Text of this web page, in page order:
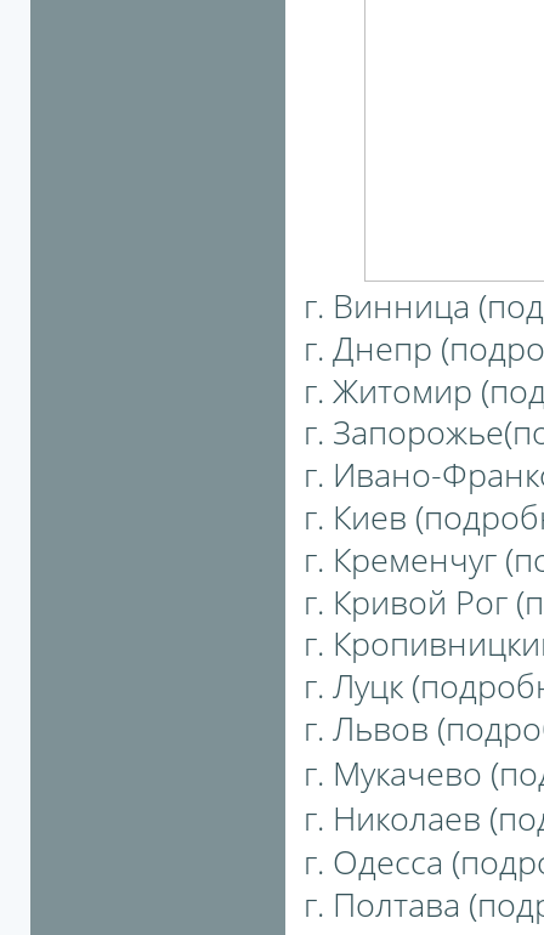
г. Винница
г. Днепр
г. Житомир
г.
г. Ивано-
г. Киев
г. Кременчуг
г. Кривой Рог
г.
г. Луцк
г. Львов
г. Мукачево
г. Николаев
г. Одесса
г. Полтава